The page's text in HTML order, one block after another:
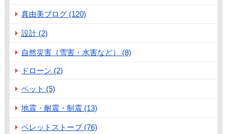
真由美ブログ (120)
設計 (2)
自然災害（雪害・水害など） (8)
ドローン (2)
ペット (5)
地震・耐震・制震 (13)
ペレットストーブ (76)